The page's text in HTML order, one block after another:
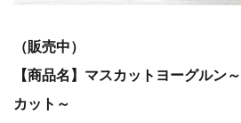
（販売中）
【商品名】マスカットヨーグルン
カット～